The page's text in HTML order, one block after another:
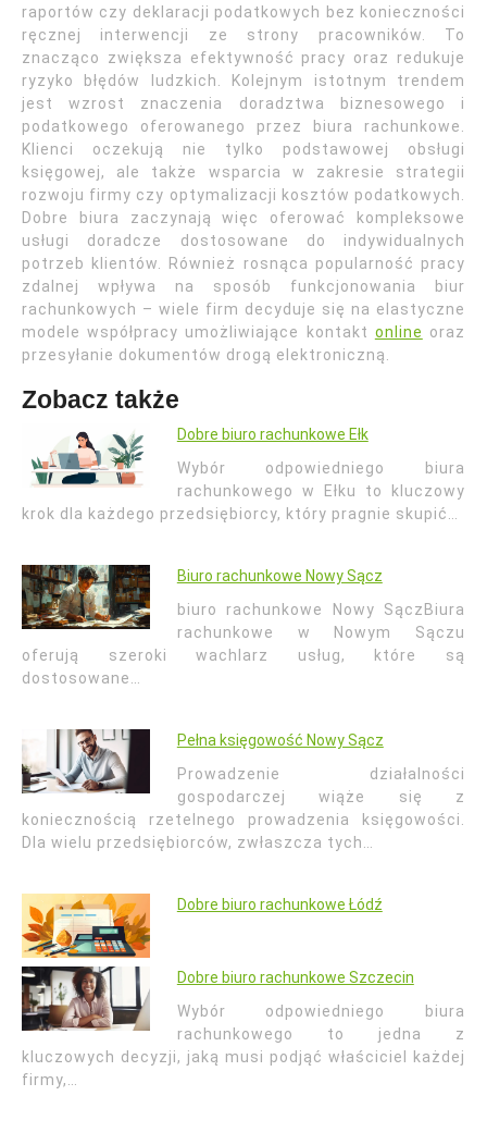
raportów czy deklaracji podatkowych bez konieczności
ręcznej interwencji ze strony pracowników. To
znacząco zwiększa efektywność pracy oraz redukuje
ryzyko błędów ludzkich. Kolejnym istotnym trendem
jest wzrost znaczenia doradztwa biznesowego i
podatkowego oferowanego przez biura rachunkowe.
Klienci oczekują nie tylko podstawowej obsługi
księgowej, ale także wsparcia w zakresie strategii
rozwoju firmy czy optymalizacji kosztów podatkowych.
Dobre biura zaczynają więc oferować kompleksowe
usługi doradcze dostosowane do indywidualnych
potrzeb klientów. Również rosnąca popularność pracy
zdalnej wpływa na sposób funkcjonowania biur
rachunkowych – wiele firm decyduje się na elastyczne
modele współpracy umożliwiające kontakt online oraz
przesyłanie dokumentów drogą elektroniczną.
Zobacz także
Dobre biuro rachunkowe Ełk
Wybór odpowiedniego biura
rachunkowego w Ełku to kluczowy
krok dla każdego przedsiębiorcy, który pragnie skupić…
Biuro rachunkowe Nowy Sącz
biuro rachunkowe Nowy SączBiura
rachunkowe w Nowym Sączu
oferują szeroki wachlarz usług, które są
dostosowane…
Pełna księgowość Nowy Sącz
Prowadzenie działalności
gospodarczej wiąże się z
koniecznością rzetelnego prowadzenia księgowości.
Dla wielu przedsiębiorców, zwłaszcza tych…
Dobre biuro rachunkowe Łódź
Dobre biuro rachunkowe Szczecin
Wybór odpowiedniego biura
rachunkowego to jedna z
kluczowych decyzji, jaką musi podjąć właściciel każdej
firmy,…